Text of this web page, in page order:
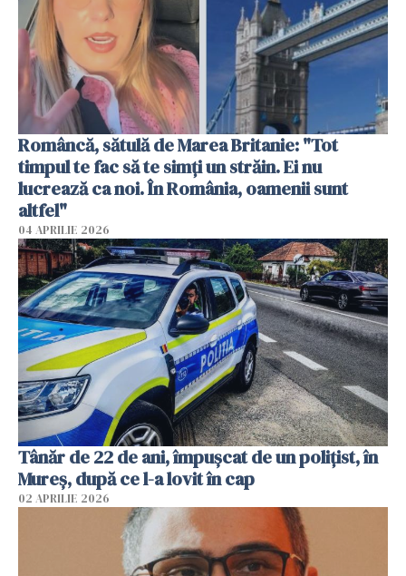
Româncă, sătulă de Marea Britanie: "Tot
timpul te fac să te simți un străin. Ei nu
lucrează ca noi. În România, oamenii sunt
altfel"
04 APRILIE 2026
Tânăr de 22 de ani, împușcat de un polițist, în
Mureș, după ce l-a lovit în cap
02 APRILIE 2026